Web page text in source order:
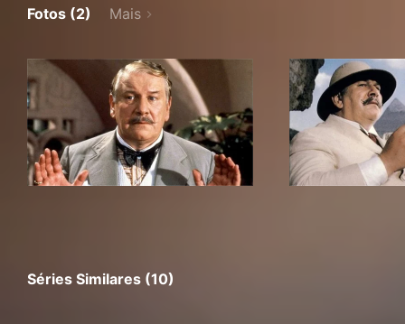
Fotos (2) Mais
Séries Similares (10)